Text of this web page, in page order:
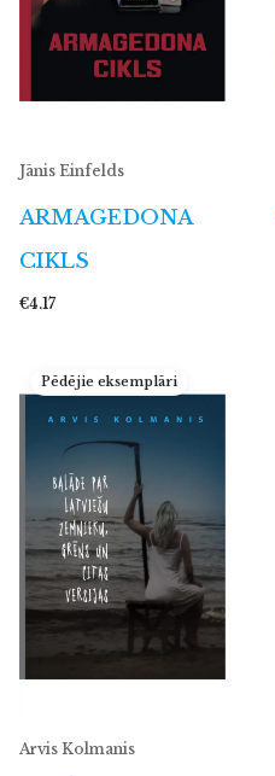
Jānis Einfelds
ARMAGEDONA
CIKLS
€4.17
Pēdējie eksemplāri
Arvis Kolmanis